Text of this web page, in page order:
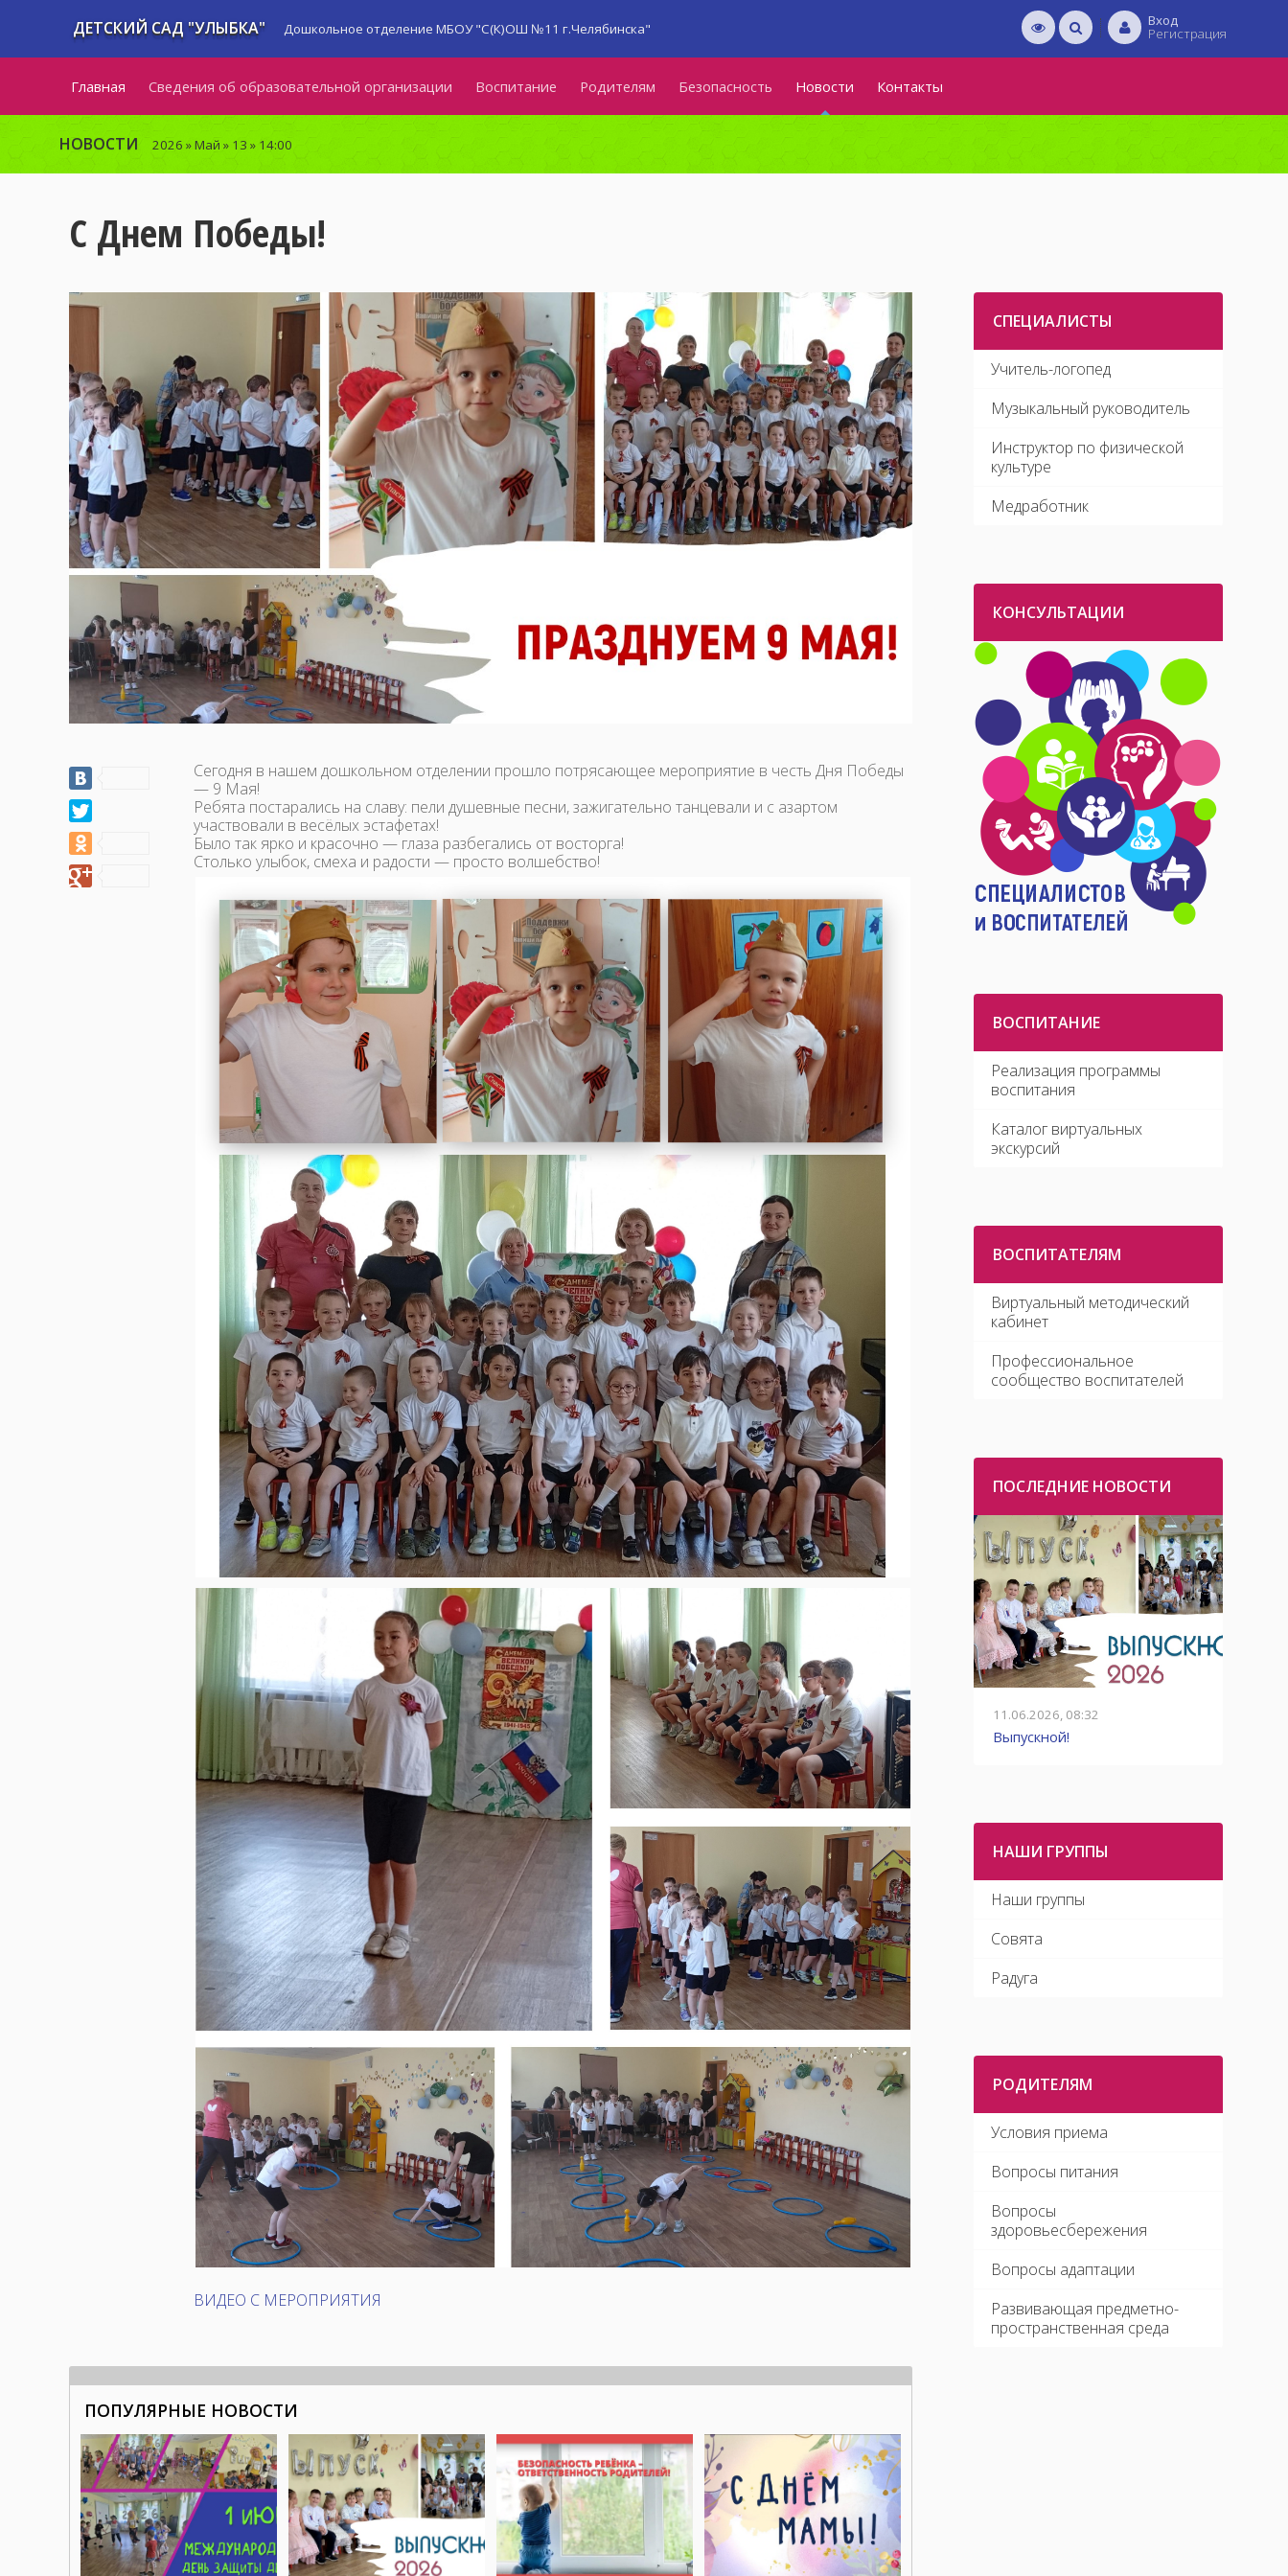
ДЕТСКИЙ САД "УЛЫБКА" Дошкольное отделение МБОУ "С(К)ОШ №11 г.Челябинска" Вход
Регистрация
Главная Сведения об образовательной организации Воспитание Родителям Безопасность Новости Контакты
НОВОСТИ 2026 »Май » 13 » 14:00
С Днем Победы!
Сегодня в нашем дошкольном отделении прошло потрясающее мероприятие в честь Дня Победы
— 9 Мая!
Ребята постарались на славу: пели душевные песни, зажигательно танцевали и с азартом
участвовали в весёлых эстафетах!
Было так ярко и красочно — глаза разбегались от восторга!
Столько улыбок, смеха и радости — просто волшебство!
ВИДЕО С МЕРОПРИЯТИЯ
ПОПУЛЯРНЫЕ НОВОСТИ
СПЕЦИАЛИСТЫ
Учитель-логопед
Музыкальный руководитель
Инструктор по физической
культуре
Медработник
КОНСУЛЬТАЦИИ
ВОСПИТАНИЕ
Реализация программы
воспитания
Каталог виртуальных
экскурсий
ВОСПИТАТЕЛЯМ
Виртуальный методический
кабинет
Профессиональное
сообщество воспитателей
ПОСЛЕДНИЕ НОВОСТИ
13.05.2026, 14:00
С Днем Победы!
11.06.2026, 08:46
С Днём защиты детей,
дорогие друзья!
11.06.2026, 08:32
Выпускной!
НАШИ ГРУППЫ
Наши группы
Совята
Радуга
РОДИТЕЛЯМ
Условия приема
Вопросы питания
Вопросы
здоровьесбережения
Вопросы адаптации
Развивающая предметно-
пространственная среда